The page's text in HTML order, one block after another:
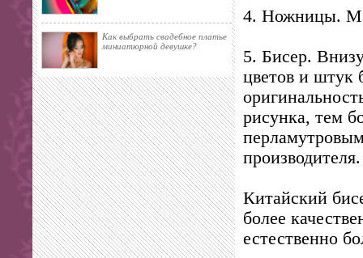
Как выбрать свадебное платье
миниатюрной девушке?
4. Ножницы.
5. Бисер.
цветов и штук
рисунка, тем
производителя.
Китайский
более
естественно